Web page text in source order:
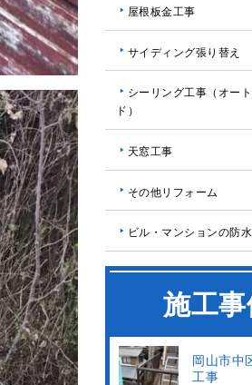
屋根板金工事
サイディング張り替え
シーリング工事（オー
ド）
天窓工事
その他リフォーム
ビル・マンションの防
施工事
岡山市
工事